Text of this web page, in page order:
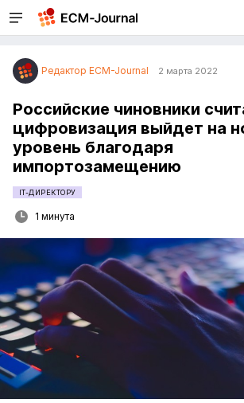
Редактор ECM-Journal 2 марта 2022
Российские чиновники
цифровизация выйдет на
уровень благодаря
импортозамещению
IT-ДИРЕКТОРУ
1 минута